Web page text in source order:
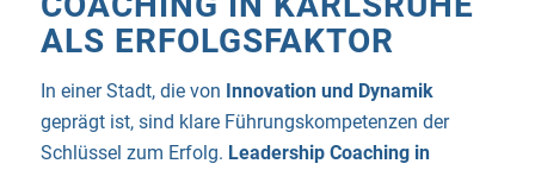
ALS ERFOLGSFAKTOR
In einer Stadt, die von Innovation und Dynamik
geprägt ist, sind klare Führungskompetenzen der
Schlüssel zum Erfolg. Leadership Coaching in